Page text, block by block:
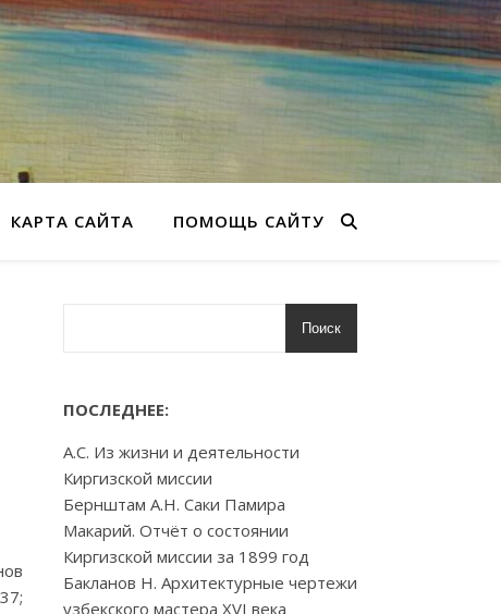
КАРТА САЙТА ПОМОЩЬ САЙТУ
Поиск
ПОСЛЕДНЕЕ:
А.С. Из жизни и деятельности
Киргизской миссии
Бернштам А.Н. Саки Памира
Макарий. Отчёт о состоянии
Киргизской миссии за 1899 год
Бакланов Н. Архитектурные чертежи
узбекского мастера XVI века